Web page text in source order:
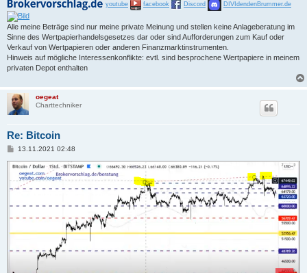
youtube facebook Discord DIVIdendenBrummer.de
Alle meine Beträge sind nur meine private Meinung und stellen keine Anlageberatung im
Sinne des Wertpapierhandelsgesetzes dar oder sind Aufforderungen zum Kauf oder
Verkauf von Wertpapieren oder anderen Finanzmarktinstrumenten.
Hinweis auf mögliche Interessenkonflikte: evtl. sind besprochene Wertpapiere in meinem
privaten Depot enthalten
oegeat
Charttechniker
Re: Bitcoin
B
i
a
13.11.2021 02:48